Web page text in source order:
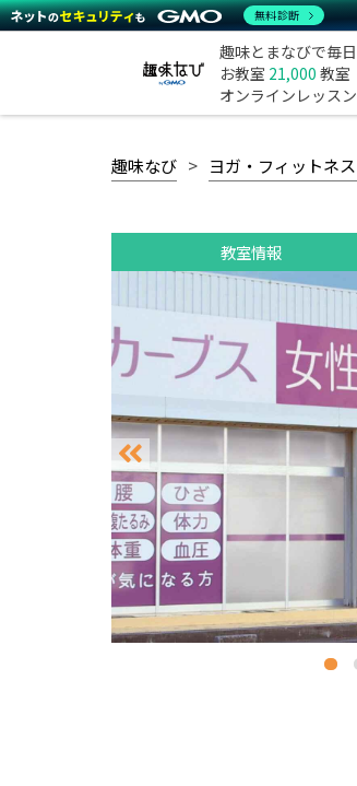
趣味とまなびで毎
お教室 21,000 教室
オンラインレッス
趣味なび ヨガ・フィットネス
教室情報
無料診断